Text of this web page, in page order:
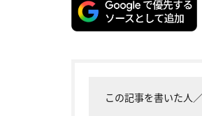
この記事を書いた人